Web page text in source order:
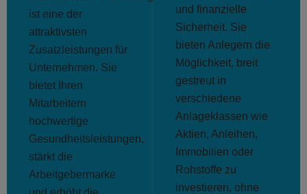
ist eine der
attraktivsten
Zusatzleistungen für
Unternehmen. Sie
bietet Ihren
Mitarbeitern
hochwertige
Gesundheitsleistungen,
stärkt die
Arbeitgebermarke
und finanzielle
Sicherheit. Sie
bieten Anlegern die
Möglichkeit, breit
gestreut in
verschiedene
Anlageklassen wie
Aktien, Anleihen,
Immobilien oder
Rohstoffe zu
investieren, ohne